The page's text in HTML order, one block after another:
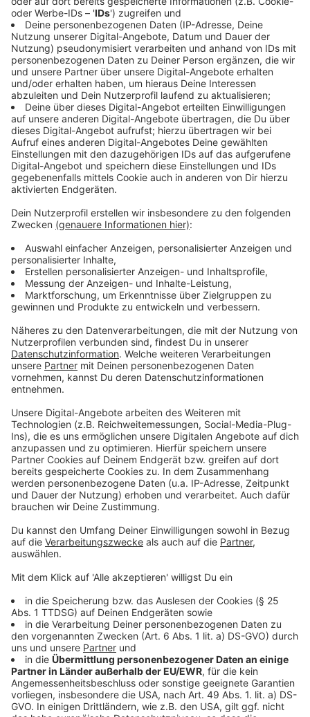
hohen Vertragsstrafen. Besonders ärgerlich: Viele
Autofahrer berichten, dass sie trotz ordnungsgemäßer
Bezahlung im Nachhinein zur Kasse gebeten wurden.
Ein Betroffener schildert: "Ich habe schon sechs
Knöllchen bezahlt und sehe nicht ein, dass ich noch
weitere zahlen soll. Ich kann das gar nicht mehr
nachvollziehen."
Anzeige
Kosten können schnell auf über 100 Euro
steigen
Ein weiteres Problem sind schlecht lesbare
Informationsschilder. Diese sind oft so klein
erkennen sind. Wer nicht zahlt, muss mit
Inkassounternehmen rechnen – und die Kosten können
schnell über 100 Euro steigen. Die Anbieter weisen die
Vorwürfe der Abzocke zurück und argumentieren, dass
Anzeige
Wann muss man zahlen?
Anzeige
Rechtlich gilt: Eine Vertragsstrafe ist nur dann fällig,
angezeigt waren und man dagegen verstoßen hat. Die
Strafe muss jedoch angemessen sein - Gerichte
halten etwa 30 Euro für vertretbar. Wer den Eindruck
hat, dass ein Parkverstoß ungerechtfertigt ist, kann
Einspruch beim Betreiber einlegen. Wichtig dabei:
Beweise sichern! Dazu gehören Quittungen, Fotos von
den Schildern und der Parksituation.